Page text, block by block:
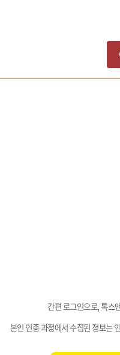
간편 로그인으로, 톡스
본인 인증 과정에서 수집된 정보는